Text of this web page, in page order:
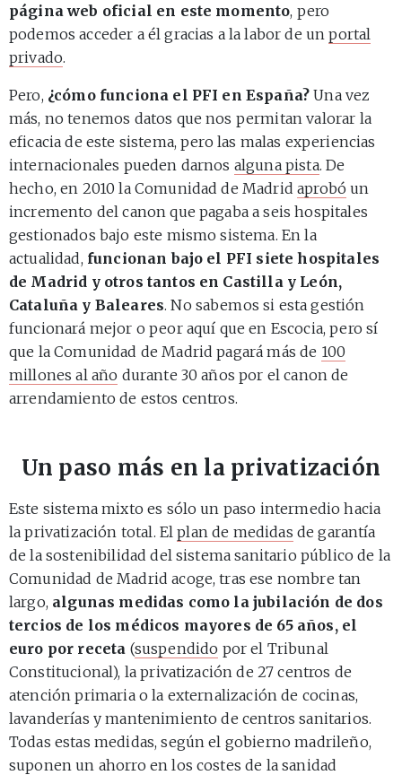
página web oficial en este momento, pero
podemos acceder a él gracias a la labor de unportal
privado.
Pero, ¿cómo funciona el PFI en España? Una vez
más, no tenemos datos que nos permitan valorar la
eficacia de este sistema, pero las malas experiencias
internacionales pueden darnos alguna pista. De
hecho, en 2010 la Comunidad de Madridaprobó un
incremento del canon que pagaba a seis hospitales
gestionados bajo este mismo sistema. En la
actualidad, funcionan bajo el PFI siete hospitales
de Madrid y otros tantos en Castilla y León,
Cataluña y Baleares. No sabemos si esta gestión
funcionará mejor o peor aquí que en Escocia, pero sí
que la Comunidad de Madrid pagará más de 100
millones al año durante 30 años por el canon de
arrendamiento de estos centros.
Un paso más en la privatización
Este sistema mixto es sólo un paso intermedio hacia
la privatización total. Elplan de medidas de garantía
de la sostenibilidad del sistema sanitario público de la
Comunidad de Madrid acoge, tras ese nombre tan
largo, algunas medidas como la jubilación de dos
tercios de los médicos mayores de 65 años, el
euro por receta (suspendido por el Tribunal
Constitucional), la privatización de 27 centros de
atención primaria o la externalización de cocinas,
lavanderías y mantenimiento de centros sanitarios.
Todas estas medidas, según el gobierno madrileño,
suponen un ahorro en los costes de la sanidad